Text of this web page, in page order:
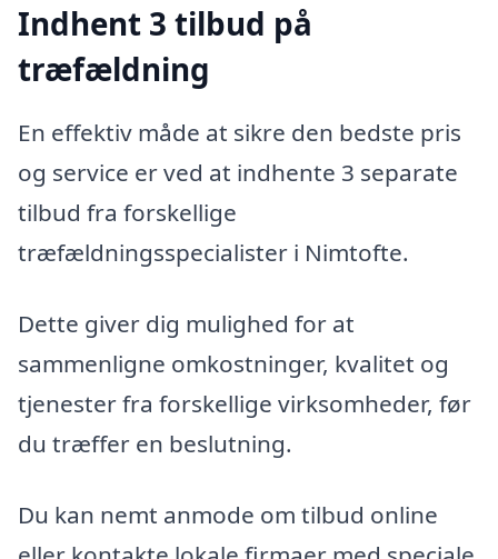
Indhent 3 tilbud på
træfældning
En effektiv måde at sikre den bedste pris
og service er ved at indhente 3 separate
tilbud fra forskellige
træfældningsspecialister i Nimtofte.
Dette giver dig mulighed for at
sammenligne omkostninger, kvalitet og
tjenester fra forskellige virksomheder, før
du træffer en beslutning.
Du kan nemt anmode om tilbud online